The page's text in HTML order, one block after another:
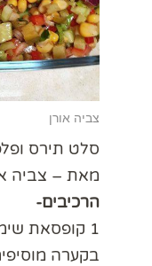
צביה אורן
סלט תירס
מאת – צביה
הרכיבים-
1 קופסאת שימורים קטנה של תירס מתוק, לסנן את הנוזלים ולהוסיף לשאר המצרכים.
בקערה